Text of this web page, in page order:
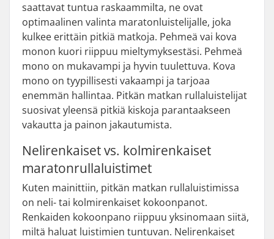
saattavat tuntua raskaammilta, ne ovat
optimaalinen valinta maratonluistelijalle, joka
kulkee erittäin pitkiä matkoja. Pehmeä vai kova
monon kuori riippuu mieltymyksestäsi. Pehmeä
mono on mukavampi ja hyvin tuulettuva. Kova
mono on tyypillisesti vakaampi ja tarjoaa
enemmän hallintaa. Pitkän matkan rullaluistelijat
suosivat yleensä pitkiä kiskoja parantaakseen
vakautta ja painon jakautumista.
Nelirenkaiset vs. kolmirenkaiset
maratonrullaluistimet
Kuten mainittiin, pitkän matkan rullaluistimissa
on neli- tai kolmirenkaiset kokoonpanot.
Renkaiden kokoonpano riippuu yksinomaan siitä,
miltä haluat luistimien tuntuvan. Nelirenkaiset